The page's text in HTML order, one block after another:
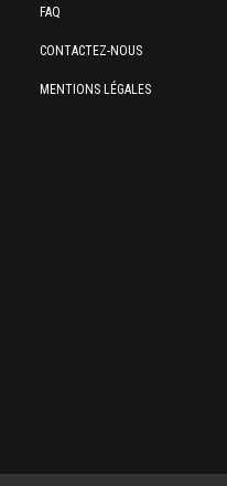
FAQ
CONTACTEZ-NOUS
MENTIONS LÉGALES